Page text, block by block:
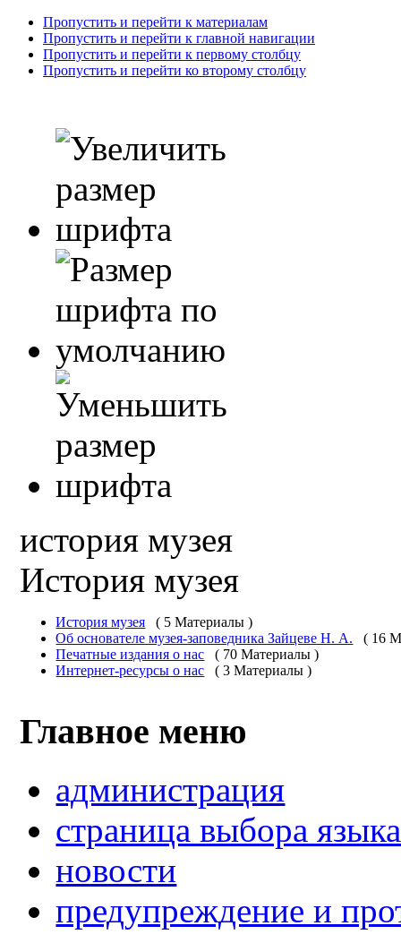
Пропустить и перейти к материалам
Пропустить и перейти к главной навигации
Пропустить и перейти к первому столбцу
Пропустить и перейти ко второму столбцу
история музея
История музея
История музея
( 5 Материалы )
Об основателе музея-заповедника Зайцеве Н. А.
( 16
Печатные издания о нас
( 70 Материалы )
Интернет-ресурсы о нас
( 3 Материалы )
Главное меню
администрация
страница выбора языка
новости
предупреждение и